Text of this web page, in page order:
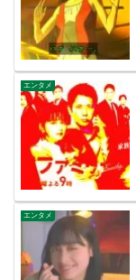
エンタメ
エンタメ